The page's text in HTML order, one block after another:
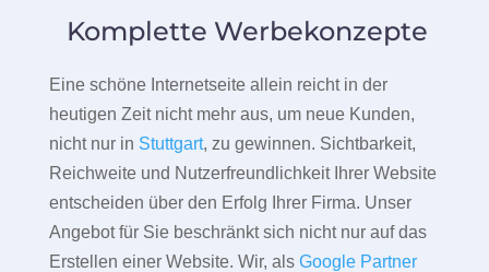
Komplette Werbekonzepte
Eine schöne Internetseite allein reicht in der
heutigen Zeit nicht mehr aus, um neue Kunden,
nicht nur in Stuttgart, zu gewinnen. Sichtbarkeit,
Reichweite und Nutzerfreundlichkeit Ihrer Website
entscheiden über den Erfolg Ihrer Firma. Unser
Angebot für Sie beschränkt sich nicht nur auf das
Erstellen einer Website. Wir, als Google Partner